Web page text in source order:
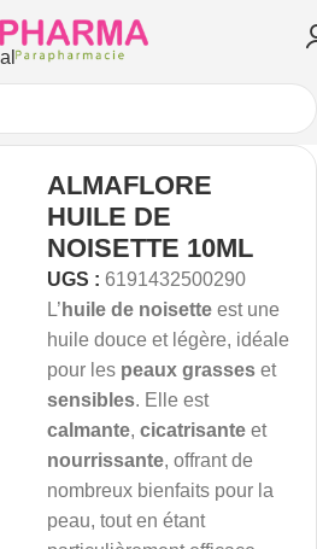
ALMAFLORE
HUILE DE
NOISETTE 10ML
UGS : 6191432500290
L’ huile de noisette est une
huile douce et légère, idéale
pour les peaux grasses et
sensibles. Elle est
calmante, cicatrisante et
nourrissante, offrant de
nombreux bienfaits pour la
peau, tout en étant